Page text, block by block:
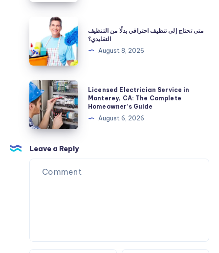
فلتر
التركيب
إلى
تنظيف
احترافي
بدلًا
من
التنظيف
التقليدي؟
متى تحتاج إلى تنظيف احترافي بدلًا من التنظيف
التقليدي؟
August 8, 2026
Licensed
Electrician
Service
in
Monterey,
CA:
The
Complete
Licensed Electrician Service in
Monterey, CA: The Complete
Homeowner’s Guide
August 6, 2026
Leave a Reply